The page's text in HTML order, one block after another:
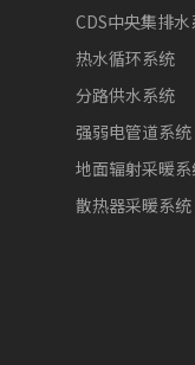
CDS中央集排
热水循环系统
分路供水系统
强弱电管道系统
地面辐射采暖
散热器采暖系统